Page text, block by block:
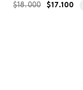
$18.000 $17.100